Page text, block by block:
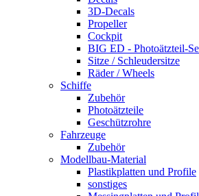
3D-Decals
Propeller
Cockpit
BIG ED - Photoätzteil-
Sitze / Schleudersitze
Räder / Wheels
Schiffe
Zubehör
Photoätzteile
Geschützrohre
Fahrzeuge
Zubehör
Modellbau-Material
Plastikplatten und Profile
sonstiges